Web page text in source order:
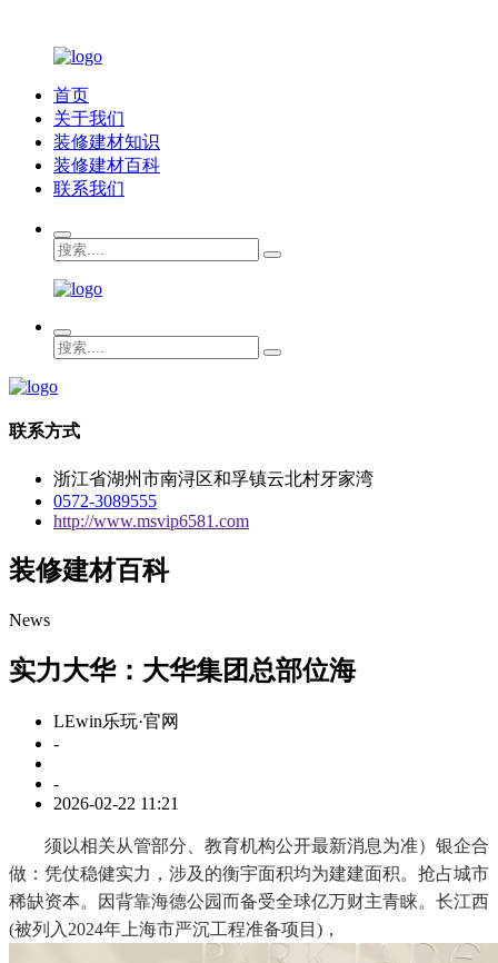
首页
关于我们
装修建材知识
装修建材百科
联系我们
联系方式
浙江省湖州市南浔区和孚镇云北村牙家湾
0572-3089555
http://www.msvip6581.com
装修建材百科
News
实力大华：大华集团总部位海
LEwin乐玩·官网
-
-
2026-02-22 11:21
须以相关从管部分、教育机构公开最新消息为准）银企合
做：凭仗稳健实力，涉及的衡宇面积均为建建面积。抢占城市
稀缺资本。因背靠海德公园而备受全球亿万财主青睐。长江西
(被列入2024年上海市严沉工程准备项目)，